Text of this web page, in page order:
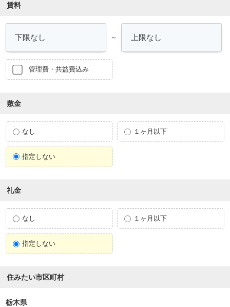
賃料
～
管理費・共益費込み
敷金
なし １ヶ月以下
指定しない
礼金
なし １ヶ月以下
指定しない
住みたい市区町村
栃木県